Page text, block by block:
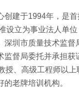
创建于1994年，是
设立为事业法人单
圳市质量技术监
督局委托并承担
授、高级工程师以
老牌培训机构。